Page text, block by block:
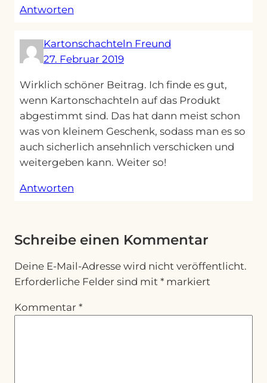
Antworten
Kartonschachteln Freund
27. Februar 2019
Wirklich schöner Beitrag. Ich finde es gut,
wenn Kartonschachteln auf das Produkt
abgestimmt sind. Das hat dann meist schon
was von kleinem Geschenk, sodass man es so
auch sicherlich ansehnlich verschicken und
weitergeben kann. Weiter so!
Antworten
Schreibe einen Kommentar
Deine E-Mail-Adresse wird nicht veröffentlicht.
Erforderliche Felder sind mit * markiert
Kommentar *